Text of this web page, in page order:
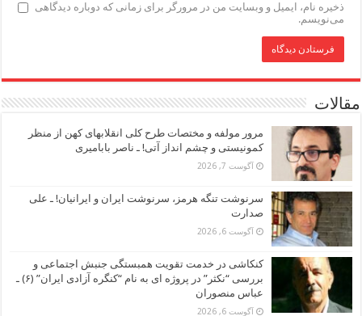
ذخیره نام، ایمیل و وبسایت من در مرورگر برای زمانی که دوباره دیدگاهی
می‌نویسم.
مقالات
مرور مولفه و مختصات طرح کلی انقلابهای کهن از منظر
کمونیستی و چشم انداز آتی! ـ ناصر بابامیری
آگوست 7, 2026
سرنوشت تنگه هرمز، سرنوشت ایران و ایرانیان! ـ علی
صدارت
آگوست 6, 2026
کنکاشی در خدمت تقویت همبستگی جنبش اجتماعی و
بررسی “نکثر” در پروژه ای به نام “کنگره آزادی ایران” (۶) ـ
عباس منصوران
آگوست 6, 2026